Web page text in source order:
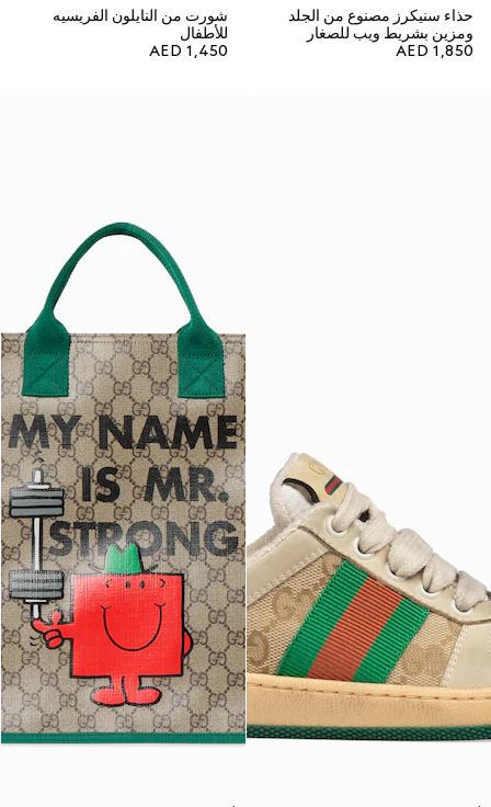
حذاء سنيكرز مصنوع من الجلد
ومزين بشريط ويب للصغار
AED 1,850
شورت من النايلون الفريسيه
للأطفال
AED 1,450